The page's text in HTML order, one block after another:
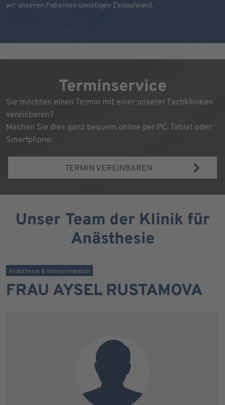
wir unseren Patienten unnötigen Zeitaufwand.
Terminservice
Sie möchten einen Termin mit einer unserer Fachkliniken
vereinbaren?
Machen Sie dies ganz bequem online per PC, Tablet oder
Smartphone:
TERMIN VEREINBAREN
Unser Team der Klinik für
Anästhesie
Anästhesie & Intensivmedizin
FRAU AYSEL RUSTAMOVA